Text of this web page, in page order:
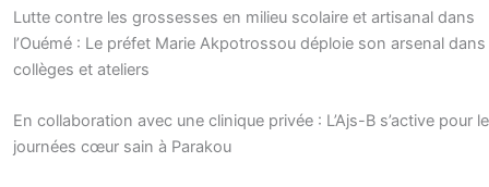
Lutte contre les grossesses en milieu scolaire et artisanal dans
l’Ouémé : Le préfet Marie Akpotrossou déploie son arsenal dans
collèges et ateliers
En collaboration avec une clinique privée : L’Ajs-B s’active pour
journées cœur sain à Parakou